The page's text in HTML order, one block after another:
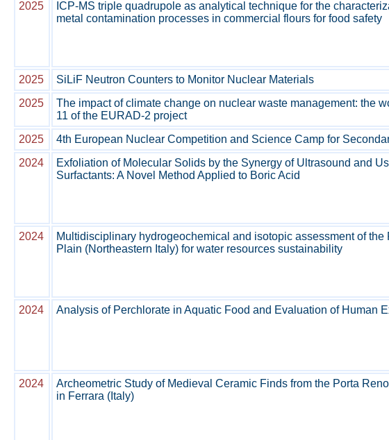
2025
ICP-MS triple quadrupole as analytical technique for the
metal contamination processes in commercial flours for food safety
2025
SiLiF Neutron Counters to Monitor Nuclear Materials
2025
The impact of climate change on nuclear waste management: the
11 of the EURAD-2 project
2025 4th European Nuclear Competition and Science Camp for
2024
Exfoliation of Molecular Solids by the Synergy of Ultrasound and
Surfactants: A Novel Method Applied to Boric Acid
2024
Multidisciplinary hydrogeochemical and isotopic assessment of the
Plain (Northeastern Italy) for water resources sustainability
2024
Analysis of Perchlorate in Aquatic Food and Evaluation of Human
2024
Archeometric Study of Medieval Ceramic Finds from the Porta
in Ferrara (Italy)